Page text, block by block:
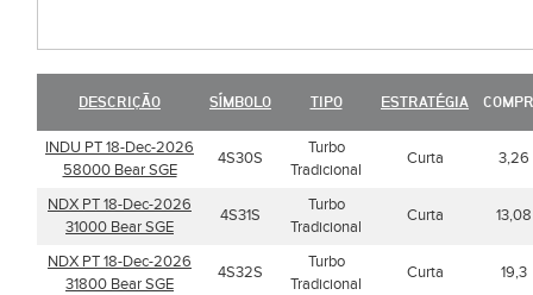
DESCRIÇÃO SÍMBOLO TIPO ESTRATÉGIA
INDU PT 18-Dec-2026
58000 Bear SGE
4S30S
Turbo
Tradicional
Curta 3,26
NDX PT 18-Dec-2026
31000 Bear SGE
4S31S
Turbo
Tradicional
Curta 13,08
NDX PT 18-Dec-2026
31800 Bear SGE
4S32S
Turbo
Tradicional
Curta 19,3